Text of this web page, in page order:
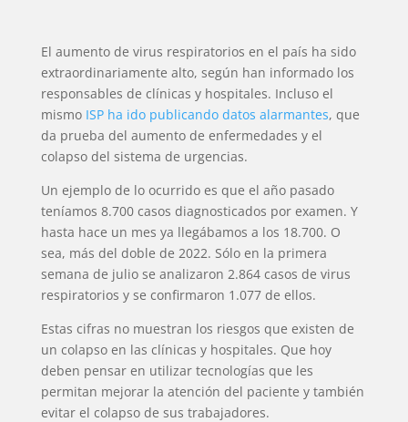
El aumento de virus respiratorios en el país ha sido
extraordinariamente alto, según han informado los
responsables de clínicas y hospitales. Incluso el
mismo ISP ha ido publicando datos alarmantes, que
da prueba del aumento de enfermedades y el
colapso del sistema de urgencias.
Un ejemplo de lo ocurrido es que el año pasado
teníamos 8.700 casos diagnosticados por examen. Y
hasta hace un mes ya llegábamos a los 18.700. O
sea, más del doble de 2022. Sólo en la primera
semana de julio se analizaron 2.864 casos de virus
respiratorios y se confirmaron 1.077 de ellos.
Estas cifras no muestran los riesgos que existen de
un colapso en las clínicas y hospitales. Que hoy
deben pensar en utilizar tecnologías que les
permitan mejorar la atención del paciente y también
evitar el colapso de sus trabajadores.